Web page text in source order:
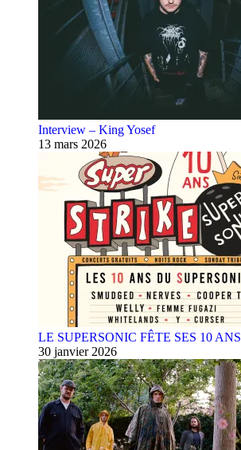
Interview – King Yosef
13 mars 2026
LE SUPERSONIC FÊTE SES 10 ANS
30 janvier 2026